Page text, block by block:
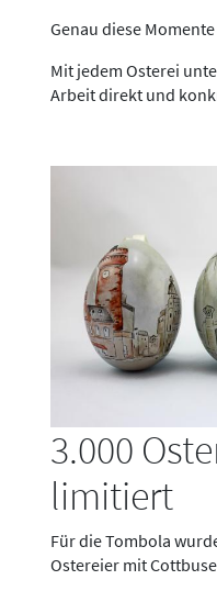
Genau diese
Mit jedem Osterei
Arbeit direkt und
3.000
limitiert
Für die Tombola
Ostereier mit